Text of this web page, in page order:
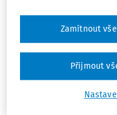
pojišťovacím makléřem
smlouvy provádí
některé postupuje
Příjem hlášení o
Zamítnout
Přijmout